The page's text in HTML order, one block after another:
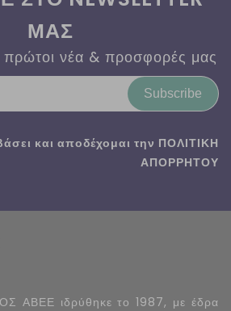
ΜΑΣ
πρώτοι νέα & προσφορές μας
Subscribe
και αποδέχομαι την ΠΟΛΙΤΙΚΗ
ΑΠΟΡΡΗΤΟΥ
ΑΒΕΕ ιδρύθηκε το 1987, με έδρα